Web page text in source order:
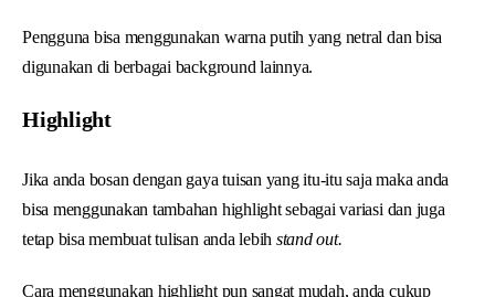
Pengguna bisa menggunakan warna putih yang netral dan bisa
digunakan di berbagai background lainnya.
Highlight
Jika anda bosan dengan gaya tuisan yang itu-itu saja maka anda
bisa menggunakan tambahan highlight sebagai variasi dan juga
tetap bisa membuat tulisan anda lebih stand out.
Cara menggunakan highlight pun sangat mudah, anda cukup